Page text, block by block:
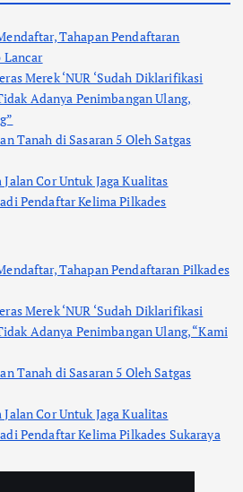
Tahapan Pendaftaran
Lancar
Merek ‘NUR ‘Sudah Diklarifikasi
Adanya Penimbangan Ulang,
Tanah di Sasaran 5 Oleh Satgas
Cor Untuk Jaga Kualitas
Pendaftar Kelima Pilkades
Tahapan Pendaftaran Pilkades
Merek ‘NUR ‘Sudah Diklarifikasi
Adanya Penimbangan Ulang, “Kami
Tanah di Sasaran 5 Oleh Satgas
Cor Untuk Jaga Kualitas
Pendaftar Kelima Pilkades Sukaraya